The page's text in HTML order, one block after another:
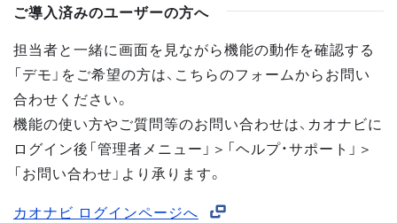
ご導入済みのユーザーの方へ
担当者と一緒に画面を見ながら機能の動作を確認する
「デモ」をご希望の方は、こちらのフォームからお問い
合わせください。
機能の使い方やご質問等のお問い合わせは、カオナビに
ログイン後「管理者メニュー」＞「ヘルプ・サポート」＞
「お問い合わせ」より承ります。
カオナビ ログインページへ